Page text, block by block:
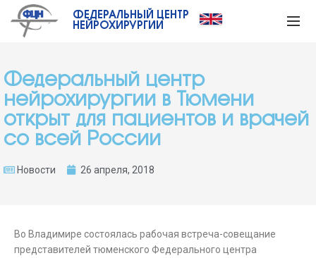
ФЕДЕРАЛЬНЫЙ ЦЕНТР
НЕЙРОХИРУРГИИ
Федеральный центр
нейрохирургии в Тюмени
открыт для пациентов и врачей
со всей России
Новости 26 апреля, 2018
Во Владимире состоялась рабочая встреча-совещание
представителей тюменского Федерального центра